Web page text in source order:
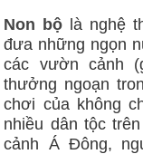
Non bộ là nghệ
đưa những ngọn
các vườn cảnh
thưởng ngoạn
chơi của không
nhiều dân tộc
cảnh Á Đông,